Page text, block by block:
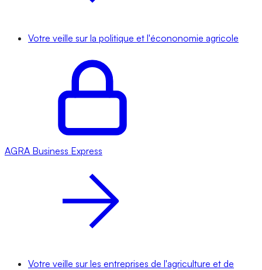
Votre veille sur la politique et l'écononomie agricole
AGRA Business Express
Votre veille sur les entreprises de l'agriculture et de